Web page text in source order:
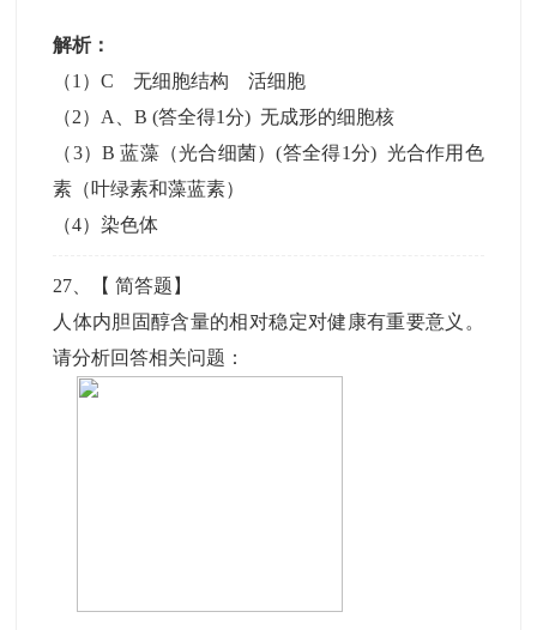
解析：
（1）C 无细胞结构 活细胞
（2）A、B (答全得1分) 无成形的细胞核
（3）B 蓝藻（光合细菌）(答全得1分) 光合作用色
素（叶绿素和藻蓝素）
（4）染色体
27 、【简答题 】
人体内胆固醇含量的相对稳定对健康有重要意义。
请分析回答相关问题：